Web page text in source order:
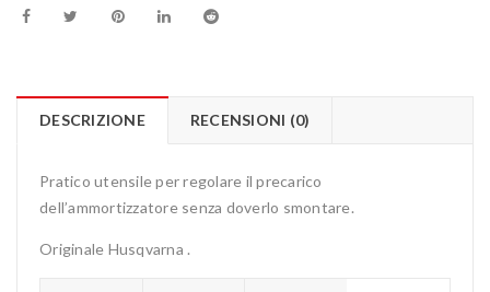
DESCRIZIONE RECENSIONI (0)
Pratico utensile per regolare il precarico
dell’ammortizzatore senza doverlo smontare.
Originale Husqvarna .